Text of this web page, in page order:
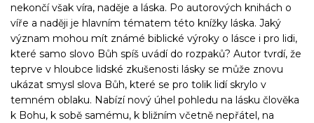
nekončí však víra, naděje a láska. Po autorových knihách o
víře a naději je hlavním tématem této knížky láska. Jaký
význam mohou mít známé biblické výroky o lásce i pro lidi,
které samo slovo Bůh spíš uvádí do rozpaků? Autor tvrdí, že
teprve v hloubce lidské zkušenosti lásky se může znovu
ukázat smysl slova Bůh, které se pro tolik lidí skrylo v
temném oblaku. Nabízí nový úhel pohledu na lásku člověka
k Bohu, k sobě samému, k bližním včetně nepřátel, na